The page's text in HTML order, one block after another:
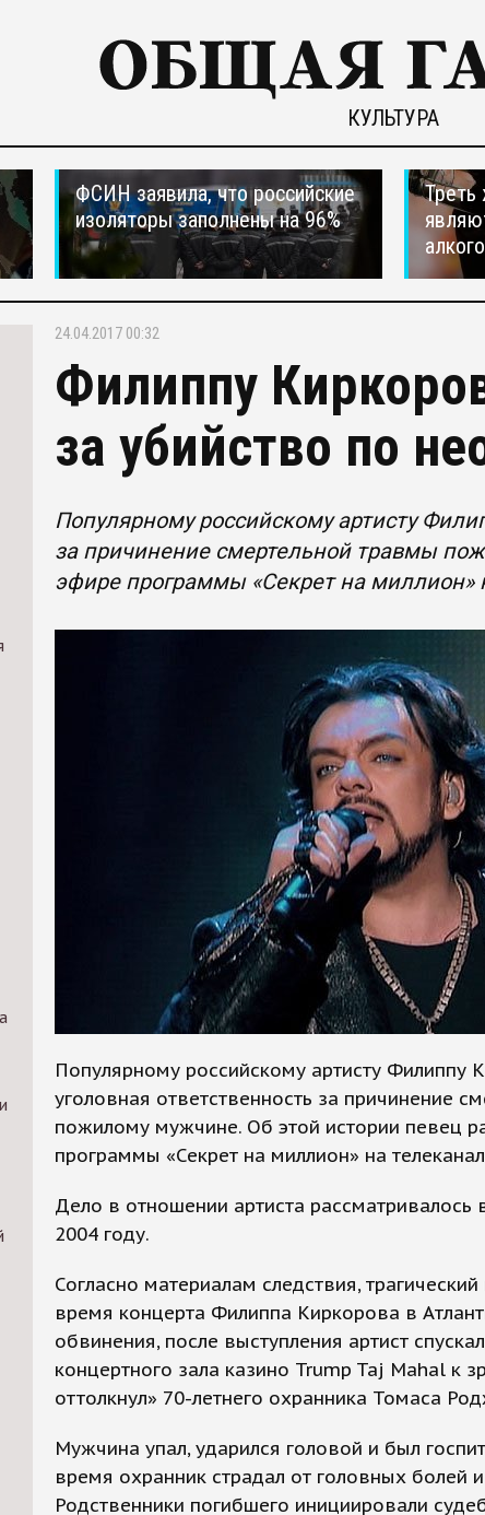
КУЛЬТУРА
ФСИН заявила, что российские
изоляторы заполнены на 96%
Треть
24.04.2017 00:32
Филиппу
за убийство по
Популярному российскому артисту
за причинение смертельной травмы
эфире программы «Секрет на миллион»
Популярному российскому артисту Филиппу
уголовная ответственность за причинение
пожилому мужчине. Об этой истории певец
программы «Секрет на миллион» на
Дело в отношении артиста
2004 году.
Согласно материалам следствия,
время концерта Филиппа Киркорова в
обвинения, после выступления артист
концертного зала казино Trump Taj Mahal к
оттолкнул» 70-летнего охранника Томаса
Мужчина упал, ударился головой и был
время охранник страдал от головных болей
Родственники погибшего инициировали